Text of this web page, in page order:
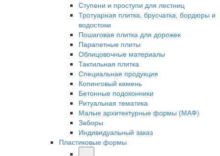
Ступени и проступи для лестниц
Тротуарная плитка, брусчатка, бордюры и
водостоки
Пошаговая плитка для дорожек
Парапетные плиты
Облицовочные материалы
Тактильная плитка
Специальная продукция
Копинговый камень
Бетонные подоконники
Ритуальная тематика
Малые архитектурные формы (МАФ)
Заборы
Индивидуальный заказ
Пластиковые формы